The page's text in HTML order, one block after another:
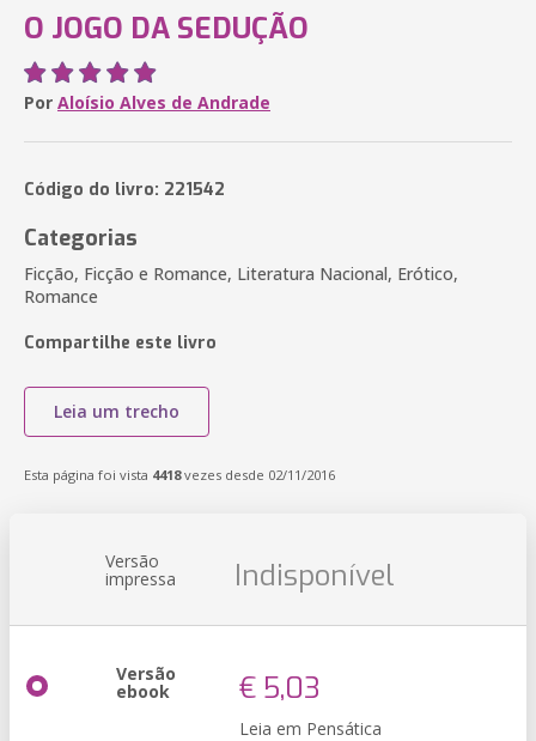
O JOGO DA SEDUÇÃO
Por Aloísio Alves de Andrade
Código do livro: 221542
Categorias
Ficção, Ficção e Romance, Literatura Nacional, Erótico,
Romance
Compartilhe este livro
Leia um trecho
Esta página foi vista 4418vezes desde 02/11/2016
Versão
impressa Indisponível
Versão
ebook € 5,03
Leia em Pensática